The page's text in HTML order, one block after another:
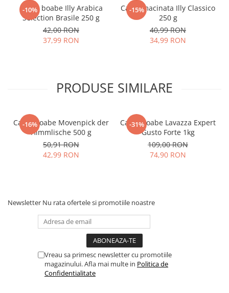
-10%
Cafea boabe Illy Arabica
Selection Brasile 250 g
42,00 RON
37,99 RON
-15%
Cafea macinata Illy Classico
250 g
40,99 RON
34,99 RON
PRODUSE SIMILARE
-16%
Cafea boabe Movenpick der
Himmlische 500 g
50,91 RON
42,99 RON
-31%
Cafea boabe Lavazza Expert
Gusto Forte 1kg
109,00 RON
74,90 RON
Newsletter Nu rata ofertele si promotiile noastre
Vreau sa primesc newsletter cu promotiile
magazinului. Afla mai multe in Politica de
Confidentialitate